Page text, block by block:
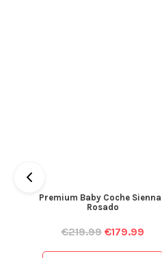
Premium Baby Coche Sienna |
Rosado
€219.99 €179.99